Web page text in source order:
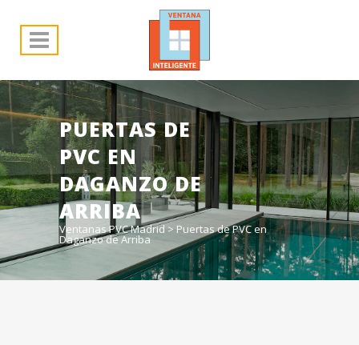
PUERTAS DE
PVC EN
DAGANZO DE
ARRIBA
Ventanas PVC Madrid > Puertas de PVC en
Daganzo de Arriba